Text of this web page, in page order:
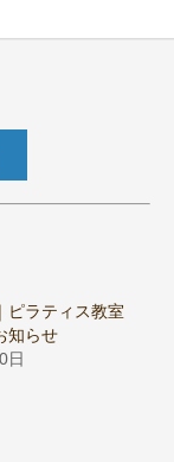
ピラティス教室
知らせ
日